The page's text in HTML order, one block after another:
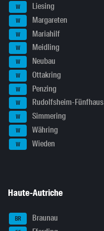
W Liesing
W Margareten
W Mariahilf
W Meidling
W Neubau
W Ottakring
W Penzing
W Rudolfsheim-Fünfhaus
W Simmering
W Währing
W Wieden
Haute-Autriche
BR Braunau